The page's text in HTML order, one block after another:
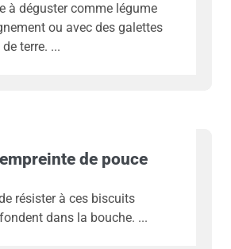
à déguster comme légume
ou avec des galettes
terre.
de pouce
résister à ces biscuits
dans la bouche.